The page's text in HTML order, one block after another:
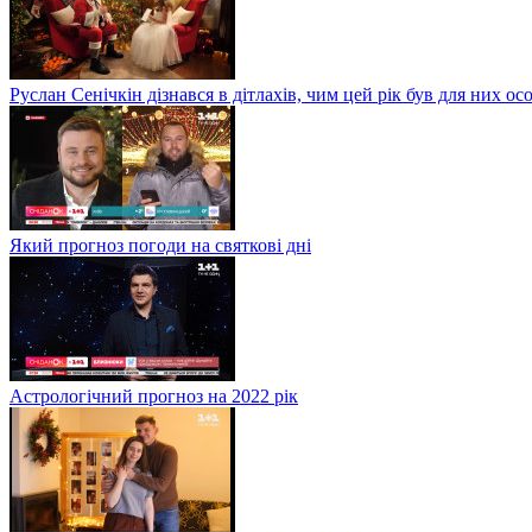
Руслан Сенічкін дізнався в дітлахів, чим цей рік був для них
Який прогноз погоди на святкові дні
Астрологічний прогноз на 2022 рік